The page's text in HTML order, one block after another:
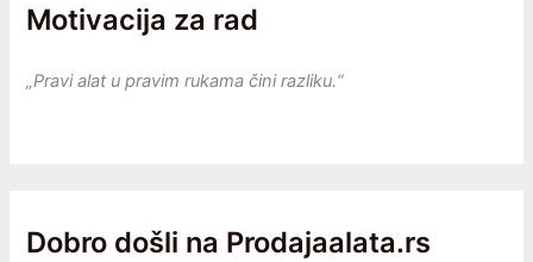
Motivacija za rad
„Pravi alat u pravim rukama čini razliku.“
Dobro došli na Prodajaalata.rs